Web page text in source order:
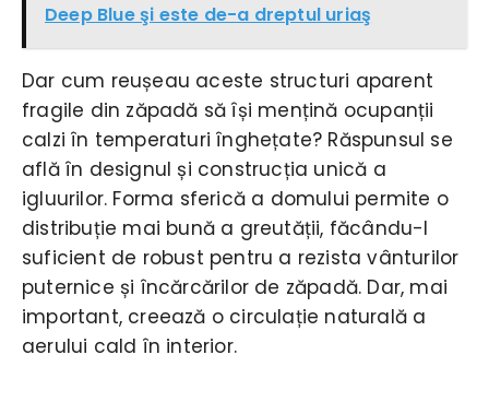
Deep Blue şi este de-a dreptul uriaş
Dar cum reușeau aceste structuri aparent
fragile din zăpadă să își mențină ocupanții
calzi în temperaturi înghețate? Răspunsul se
află în designul și construcția unică a
igluurilor. Forma sferică a domului permite o
distribuție mai bună a greutății, făcându-l
suficient de robust pentru a rezista vânturilor
puternice și încărcărilor de zăpadă. Dar, mai
important, creează o circulație naturală a
aerului cald în interior.